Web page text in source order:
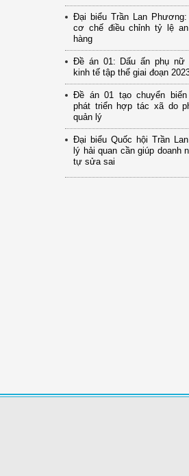
Đại biểu Trần Lan
cơ chế điều chỉnh tỷ lệ
hàng
Đề án 01: Dấu ấn phụ nữ
kinh tế tập thể giai đoạn
Đề án 01 tạo chuyển
phát triển hợp tác xã do
quản lý
Đại biểu Quốc hội Trần
lý hải quan cần giúp doanh
tự sửa sai